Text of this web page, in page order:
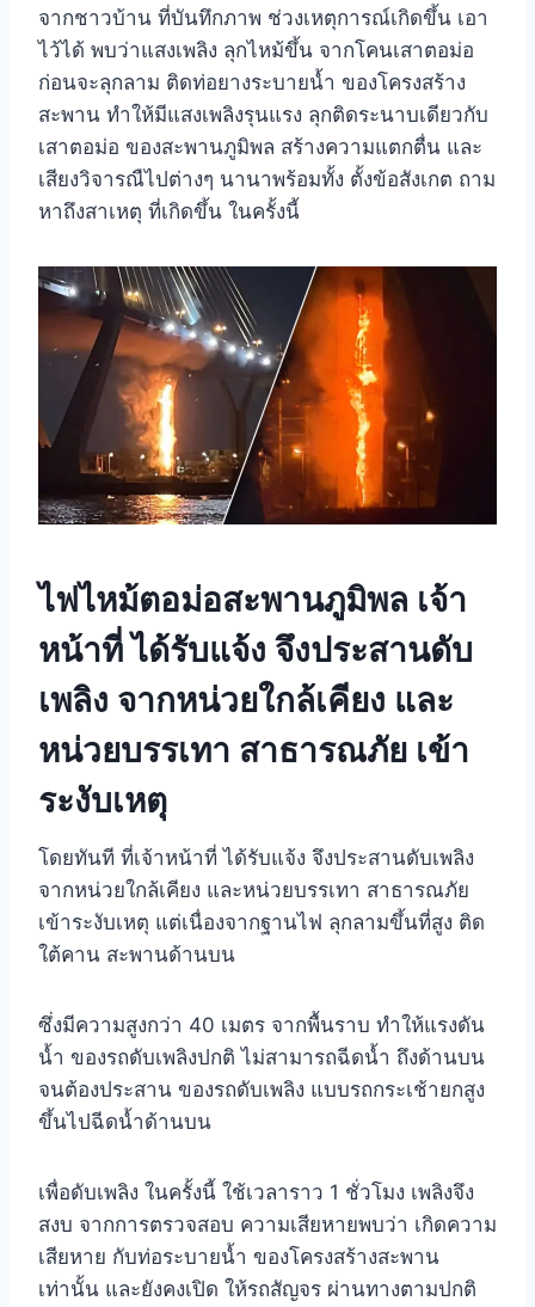
จากชาวบ้าน ที่บันทึกภาพ ช่วงเหตุการณ์เกิดขึ้น เอา
ไว้ได้ พบว่าแสงเพลิง ลุกไหม้ขึ้น จากโคนเสาตอม่อ
ก่อนจะลุกลาม ติดท่อยางระบายน้ำ ของโครงสร้าง
สะพาน ทำให้มีแสงเพลิงรุนแรง ลุกติดระนาบเดียวกับ
เสาตอม่อ ของสะพานภูมิพล สร้างความแตกตื่น และ
เสียงวิจารณืไปต่างๆ นานาพร้อมทั้ง ตั้งข้อสังเกต ถาม
หาถึงสาเหตุ ที่เกิดขึ้น ในครั้งนี้
ไฟไหม้ตอม่อสะพานภูมิพล เจ้า
หน้าที่ ได้รับแจ้ง จึงประสานดับ
เพลิง จากหน่วยใกล้เคียง และ
หน่วยบรรเทา สาธารณภัย เข้า
ระงับเหตุ
โดยทันที ที่เจ้าหน้าที่ ได้รับแจ้ง จึงประสานดับเพลิง
จากหน่วยใกล้เคียง และหน่วยบรรเทา สาธารณภัย
เข้าระงับเหตุ แต่เนื่องจากฐานไฟ ลุกลามขึ้นที่สูง ติด
ใต้คาน สะพานด้านบน
ซึ่งมีความสูงกว่า 40 เมตร จากพื้นราบ ทำให้แรงดัน
น้ำ ของรถดับเพลิงปกติ ไม่สามารถฉีดน้ำ ถึงด้านบน
จนต้องประสาน ของรถดับเพลิง แบบรถกระเช้ายกสูง
ขึ้นไปฉีดน้ำด้านบน
เพื่อดับเพลิง ในครั้งนี้ ใช้เวลาราว 1 ชั่วโมง เพลิงจึง
สงบ จากการตรวจสอบ ความเสียหายพบว่า เกิดความ
เสียหาย กับท่อระบายน้ำ ของโครงสร้างสะพาน
เท่านั้น และยังคงเปิด ให้รถสัญจร ผ่านทางตามปกติ